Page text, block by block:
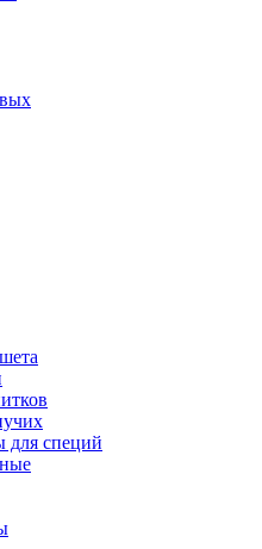
для специй